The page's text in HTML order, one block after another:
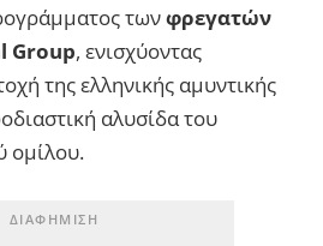
τωνφρεγατών
Group, ενισχύοντας
της ελληνικής αμυντικής
αλυσίδα του
ομίλου.